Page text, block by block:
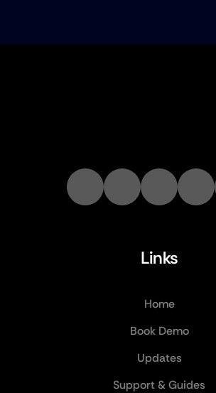
Links
Home
Book Demo
Updates
Support & Guides